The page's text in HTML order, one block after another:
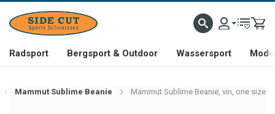
Radsport Bergsport & Outdoor Wassersport
Mammut Sublime Beanie Mammut Sublime Beanie, vin, one size